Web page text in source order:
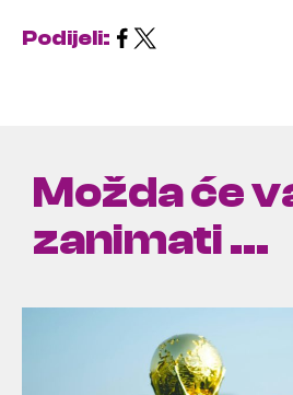
Podijeli:
Možda će
zanimati ...